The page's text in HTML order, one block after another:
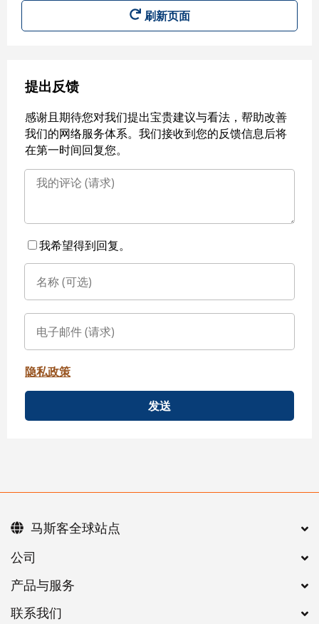
刷新页面
提出反馈
感谢且期待您对我们提出宝贵建议与看法，帮助改善
我们的网络服务体系。我们接收到您的反馈信息后将
在第一时间回复您。
我希望得到回复。
隐私政策
发送
公司
产品与服务
联系我们
马斯客全球站点